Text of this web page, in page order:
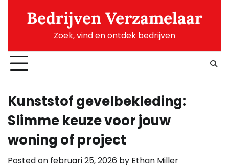
Bedrijven Verzamelaar
Zoek, vind en ontdek bedrijven
Kunststof gevelbekleding:
Slimme keuze voor jouw
woning of project
Posted on februari 25, 2026 by Ethan Miller